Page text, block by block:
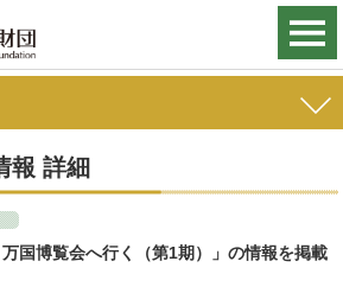
報 詳細
国博覧会へ行く（第1期）」の情報を掲載